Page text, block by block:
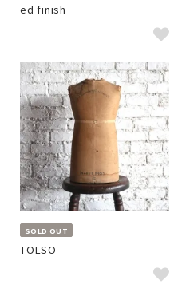
ed finish
SOLD OUT
TOLSO